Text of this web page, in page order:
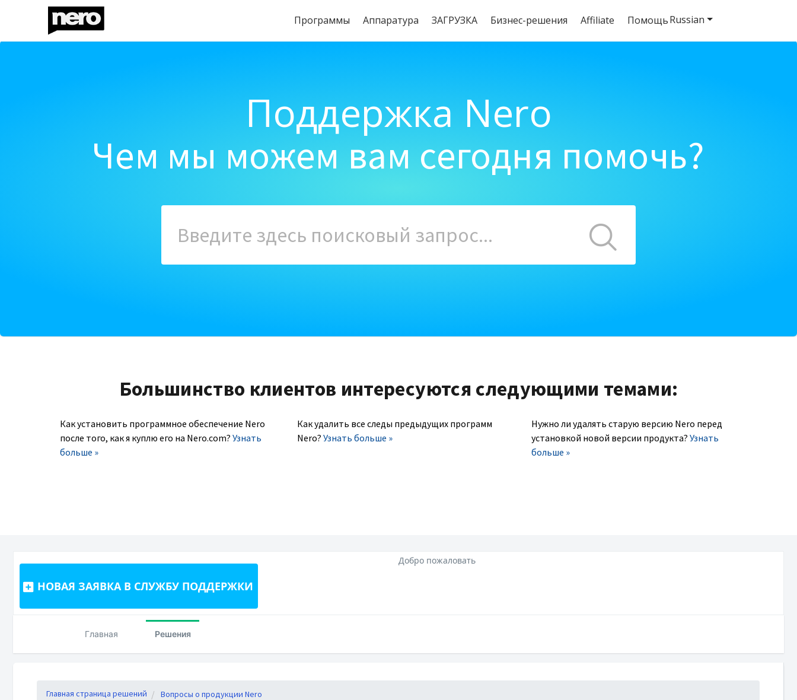
Программы Aппаратура ЗАГРУЗКА Бизнес-решения Affiliate Помощь
Поддержка Nero
Чем мы можем вам сегодня помочь?
Большинство клиентов интересуются следующими темами:
Как установить программное обеспечение Nero
после того, как я куплю его на Nero.com? Узнать
больше »
Как удалить все следы предыдущих программ
Nero? Узнать больше »
Нужно ли удалять старую версию Nero перед
установкой новой версии продукта? Узнать
больше »
НОВАЯ ЗАЯВКА В СЛУЖБУ ПОДДЕРЖКИ
Russian
Добро пожаловать
Главная Решения
Главная страница решений Вопросы о продукции Nero